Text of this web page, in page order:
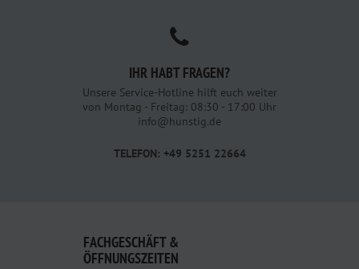
IHR HABT FRAGEN?
Unsere Service-Hotline hilft euch weiter
von Montag - Freitag: 08:30 - 17:00 Uhr
info@hunstig.de
TELEFON: +49 5251 22664
FACHGESCHÄFT &
ÖFFNUNGSZEITEN